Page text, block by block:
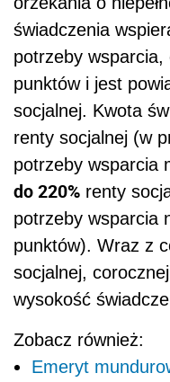
świadczenia
potrzeby
punktów i jest
socjalnej. Kwota
renty socjalnej (w
potrzeby wsparcia
do 220% renty
potrzeby wsparcia
punktów). Wraz z
socjalnej,
wysokość
Zobacz również:
Emeryt